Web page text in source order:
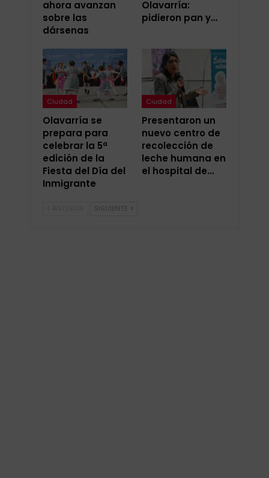
ahora avanzan
sobre las
dársenas
Olavarría:
pidieron pan y…
Ciudad
Olavarría se
prepara para
celebrar la 5ª
edición de la
Fiesta del Día del
Inmigrante
Ciudad
Presentaron un
nuevo centro de
recolección de
leche humana en
el hospital de…
SIGUIENTE